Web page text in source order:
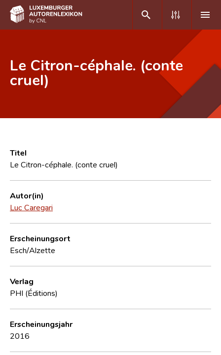
Häufige Fragen und Antworten
CNL
Forschungsgruppe
Kontakt
Le Citron-céphale. (conte
cruel)
Titel
Le Citron-céphale. (conte cruel)
Autor(in)
Luc Caregari
Erscheinungsort
Esch/Alzette
Verlag
PHI (Éditions)
Erscheinungsjahr
2016